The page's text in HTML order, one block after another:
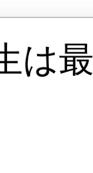
は最